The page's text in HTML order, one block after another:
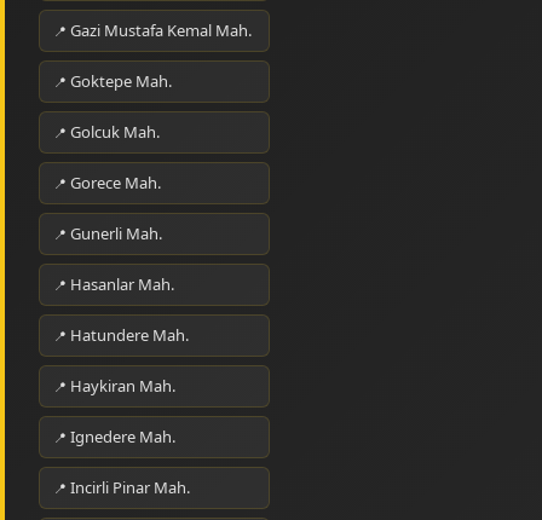
Gazi Mustafa Kemal Mah.
Goktepe Mah.
Golcuk Mah.
Gorece Mah.
Gunerli Mah.
Hasanlar Mah.
Hatundere Mah.
Haykiran Mah.
Ignedere Mah.
Incirli Pinar Mah.